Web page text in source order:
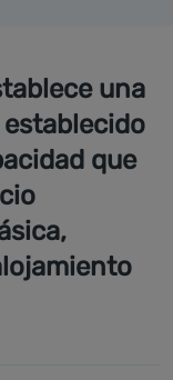
una
que